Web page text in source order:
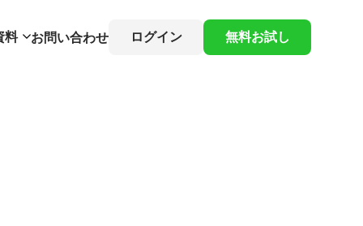
料 お問い合わせ ログイン 無料お試し